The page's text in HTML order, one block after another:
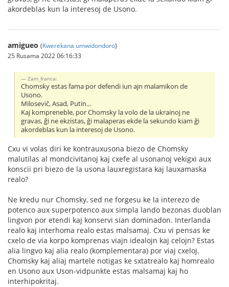
akordeblas kun la interesoj de Usono.
amigueo (Kwerekana umwidondoro)
25 Rusama 2022 06:16:33
Zam_franca:
Chomsky estas fama por defendi iun ajn malamikon de
Usono.
Miloseviĉ, Asad, Putin...
Kaj kompreneble, por Chomsky la volo de la ukrainoj ne
gravas, ĝi ne ekzistas, ĝi malaperas ekde la sekundo kiam ĝi
akordeblas kun la interesoj de Usono.
Cxu vi volas diri ke kontrauxusona biezo de Chomsky
malutilas al mondcivitanoj kaj cxefe al usonanoj vekigxi aux
konscii pri biezo de la usona lauxregistara kaj lauxamaska
realo?
Ne kredu nur Chomsky, sed ne forgesu ke la interezo de
potenco aux superpotenco aux simpla lando bezonas duoblan
lingvon por etendi kaj konservi sian dominadon. Interlanda
realo kaj interhoma realo estas malsamaj. Cxu vi pensas ke
cxelo de via korpo komprenas viajn idealojn kaj celojn? Estas
alia lingvo kaj alia realo (komplementara) por viaj cxeloj.
Chomsky kaj aliaj martele notigas ke sxtatrealo kaj homrealo
en Usono aux Uson-vidpunkte estas malsamaj kaj ho
interhipokritaj.